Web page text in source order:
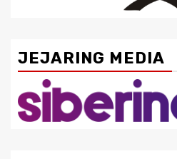
JEJARING MEDIA